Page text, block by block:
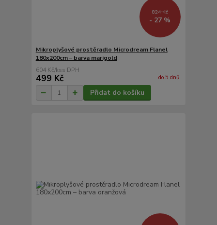
824 Kč
- 27 %
Mikroplyšové prostěradlo Microdream Flanel
180x200cm – barva marigold
604 Kč/ks
499 Kč do 5 dnů
Přidat do košíku